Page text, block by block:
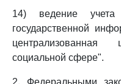
14) ведение учета
государственной
социальной сфере".
2. Федеральными